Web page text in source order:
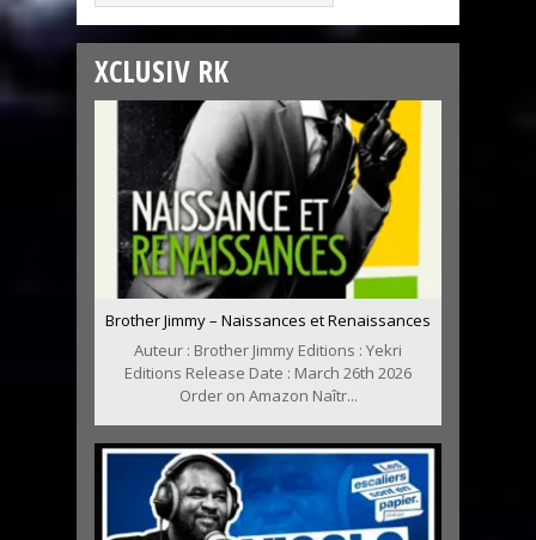
XCLUSIV RK
Brother Jimmy – Naissances et Renaissances
Auteur : Brother Jimmy Editions : Yekri
Editions Release Date : March 26th 2026
Order on Amazon Naîtr...